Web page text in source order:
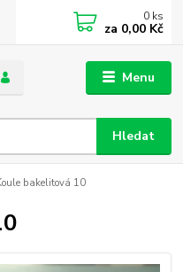
Menu
Hledat
0 ks
za 0,00 Kč
bakelitová 10